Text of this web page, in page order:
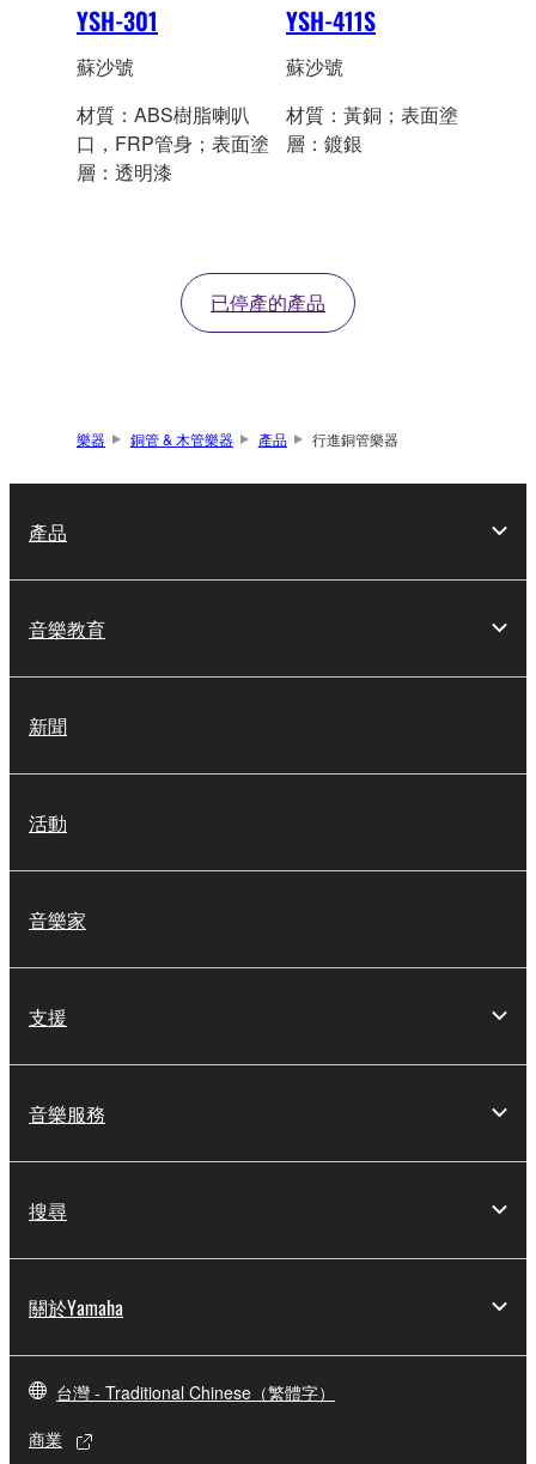
YSH-301
蘇沙號
材質：ABS樹脂喇叭
口，FRP管身；表面塗
層：透明漆
YSH-411S
蘇沙號
材質：黃銅；表面塗
層：鍍銀
已停產的產品
樂器 銅管 & 木管樂器 產品 行進銅管樂器
產品
音樂教育
新聞
活動
音樂家
支援
音樂服務
搜尋
關於Yamaha
台灣 - Traditional Chinese（繁體字）
商業